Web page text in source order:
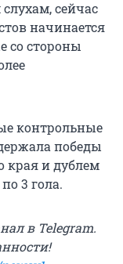
сейчас
начинается
со стороны
контрольные
победы
края и дублем
3 гола.
в Telegram.